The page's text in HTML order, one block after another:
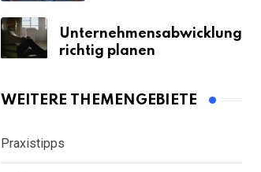
Unternehmensabwicklung
richtig planen
WEITERE THEMENGEBIETE
Praxistipps